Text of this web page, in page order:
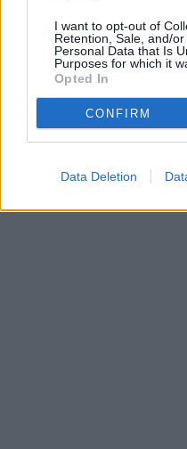
I want to opt-out of
Retention, Sale, and/
Personal Data that Is
Purposes for which it
Opted In
CONFIRM
Data Deletion